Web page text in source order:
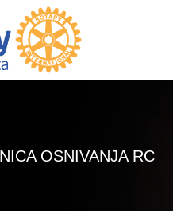
OSNIVANJA RC